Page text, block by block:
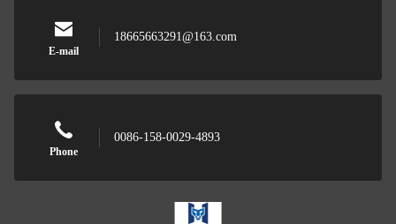
E-mail
18665663291@163.com
Phone
0086-158-0029-4893